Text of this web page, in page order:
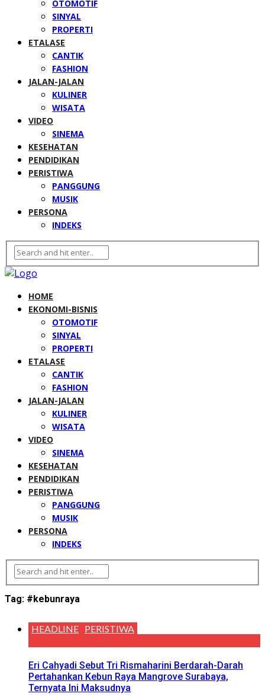
OTOMOTIF
SINYAL
PROPERTI
ETALASE
CANTIK
FASHION
JALAN-JALAN
KULINER
WISATA
VIDEO
SINEMA
KESEHATAN
PENDIDIKAN
PERISTIWA
PANGGUNG
MUSIK
PERSONA
INDEKS
HOME
EKONOMI-BISNIS
OTOMOTIF
SINYAL
PROPERTI
ETALASE
CANTIK
FASHION
JALAN-JALAN
KULINER
WISATA
VIDEO
SINEMA
KESEHATAN
PENDIDIKAN
PERISTIWA
PANGGUNG
MUSIK
PERSONA
INDEKS
Tag: #kebunraya
HEADLINE PERISTIWA
Eri Cahyadi Sebut Tri Rismaharini Berdarah-Darah
Pertahankan Kebun Raya Mangrove Surabaya,
Ternyata Ini Maksudnya